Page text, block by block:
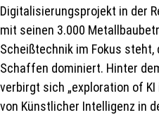
Digitalisierungsprojekt in der
mit seinen 3.000
Scheißtechnik im Fokus
Schaffen dominiert. Hinter
verbirgt sich „exploration of KI
von Künstlicher Intelligenz in